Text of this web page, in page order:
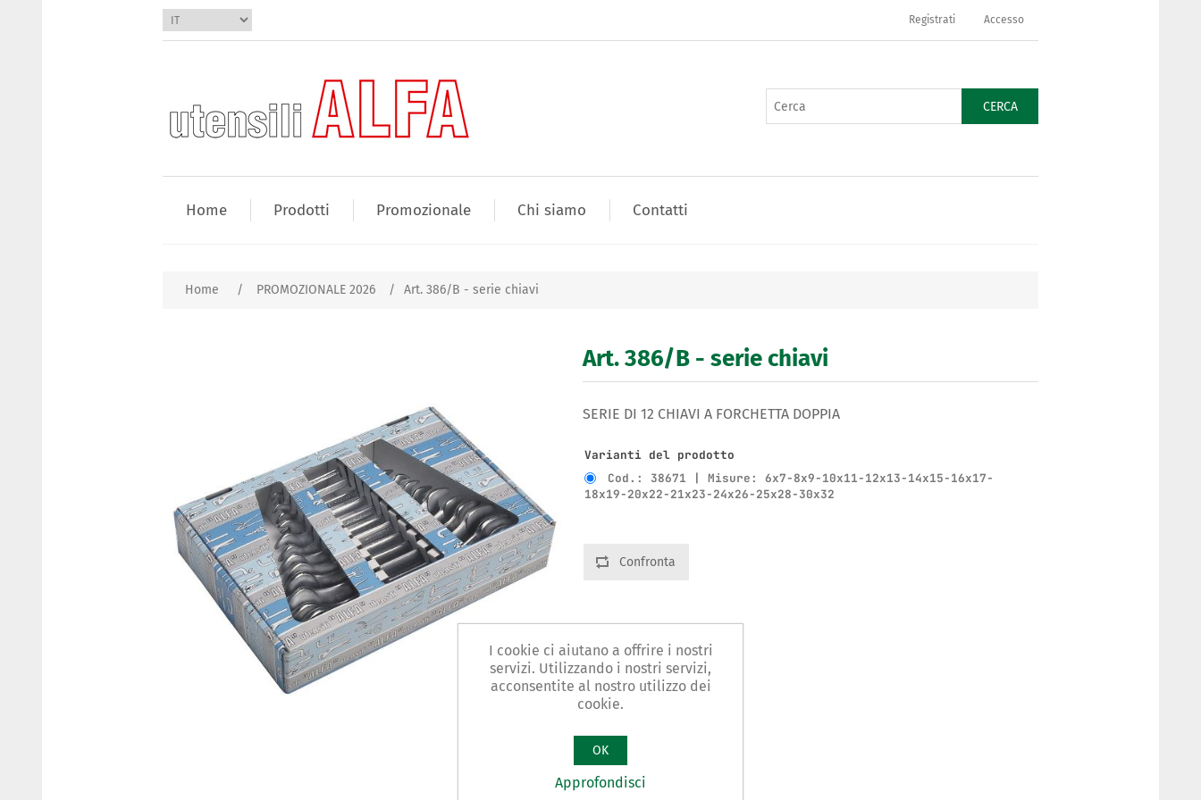
Registrati Accesso
CERCA
Home Prodotti Promozionale Chi siamo Contatti
Home / PROMOZIONALE 2026 / Art. 386/B - serie chiavi
Art. 386/B - serie chiavi
SERIE DI 12 CHIAVI A FORCHETTA DOPPIA
Varianti del prodotto
Cod.: 38671 | Misure: 6x7-8x9-10x11-12x13-14x15-16x17-
18x19-20x22-21x23-24x26-25x28-30x32
Confronta
I cookie ci aiutano a offrire i nostri
servizi. Utilizzando i nostri servizi,
acconsentite al nostro utilizzo dei
cookie.
OK
Approfondisci